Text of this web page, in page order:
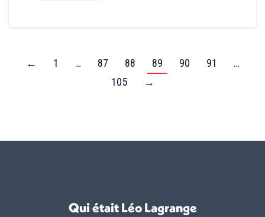
← 1 … 87 88 89 90 91
…
105
→
Qui était Léo Lagrange